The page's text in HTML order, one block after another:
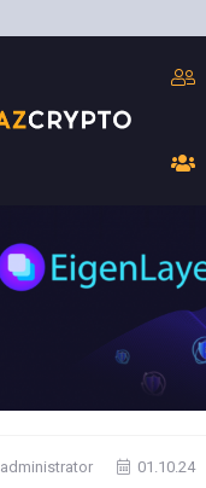
administrator 01.10.24